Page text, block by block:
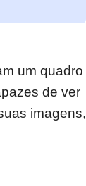
um quadro
de ver
imagens,